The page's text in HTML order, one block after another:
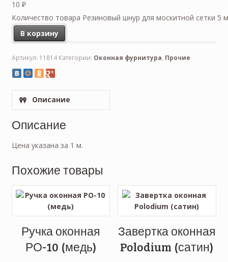
10 ₽
Количество товара Резиновый шнур для москитной сетки 5
В корзину
Артикул: 11814 Категории: Оконная фурнитура, Прочие
Описание
Описание
Цена указана за 1 м.
Похожие товары
Ручка оконная
РО-10 (медь)
Завертка оконная
Polodium (сатин)